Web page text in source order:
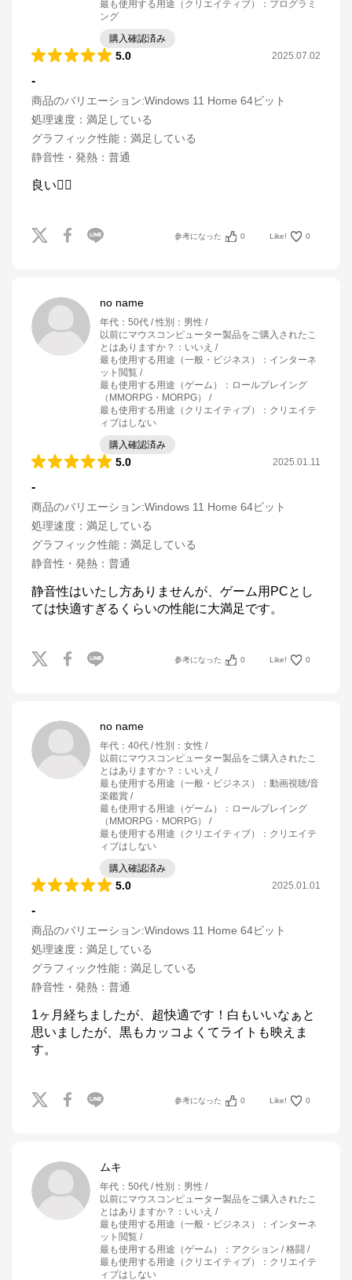
最も使用する用途（クリエイティブ）
： プログラミ
ング
購入確認済み
5.0 2025.07.02
-
商品のバリエーション:Windows 11 Home 64ビット
処理速度 ： 満足している
グラフィック性能 ： 満足している
静音性・発熱 ： 普通
良い👍🏻
参考になった 0 Like! 0
no name
年代 ： 50代 性別 ： 男性
以前にマウスコンピューター製品をご購入されたこ
とはありますか？ ： いいえ
最も使用する用途（一般・ビジネス）
： インターネ
ット閲覧
最も使用する用途（ゲーム）
： ロールプレイング
（MMORPG・MORPG）
最も使用する用途（クリエイティブ）
： クリエイテ
ィブはしない
購入確認済み
5.0 2025.01.11
-
商品のバリエーション:Windows 11 Home 64ビット
処理速度 ： 満足している
グラフィック性能 ： 満足している
静音性・発熱 ： 普通
静音性はいたし方ありませんが、ゲーム用PCとし
ては快適すぎるくらいの性能に大満足です。
参考になった 0 Like! 0
no name
年代 ： 40代 性別 ： 女性
以前にマウスコンピューター製品をご購入されたこ
とはありますか？ ： いいえ
最も使用する用途（一般・ビジネス）
： 動画視聴/音
楽鑑賞
最も使用する用途（ゲーム）
： ロールプレイング
（MMORPG・MORPG）
最も使用する用途（クリエイティブ）
： クリエイテ
ィブはしない
購入確認済み
5.0 2025.01.01
-
商品のバリエーション:Windows 11 Home 64ビット
処理速度 ： 満足している
グラフィック性能 ： 満足している
静音性・発熱 ： 普通
1ヶ月経ちましたが、超快適です！白もいいなぁと
思いましたが、黒もカッコよくてライトも映えま
す。
参考になった 0 Like! 0
ムキ
年代 ： 50代 性別 ： 男性
以前にマウスコンピューター製品をご購入されたこ
とはありますか？ ： いいえ
最も使用する用途（一般・ビジネス）
： インターネ
ット閲覧
最も使用する用途（ゲーム）
： アクション / 格闘
最も使用する用途（クリエイティブ）
： クリエイテ
ィブはしない